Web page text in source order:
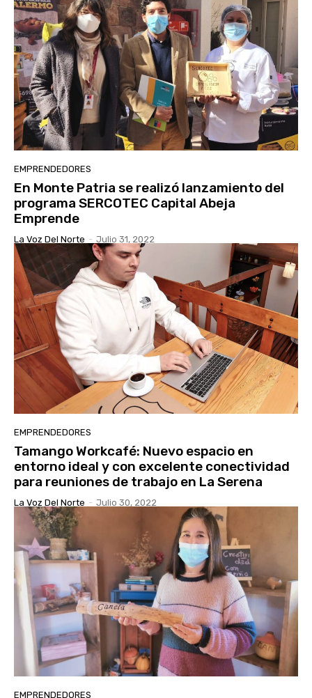
EMPRENDEDORES
En Monte Patria se realizó lanzamiento del
programa SERCOTEC Capital Abeja
Emprende
La Voz Del Norte - Julio 31, 2022
EMPRENDEDORES
Tamango Workcafé: Nuevo espacio en
entorno ideal y con excelente conectividad
para reuniones de trabajo en La Serena
La Voz Del Norte - Julio 30, 2022
EMPRENDEDORES